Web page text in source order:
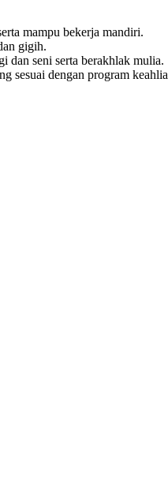
mampu bekerja mandiri.
gigih.
dan seni serta berakhlak mulia.
sesuai dengan program